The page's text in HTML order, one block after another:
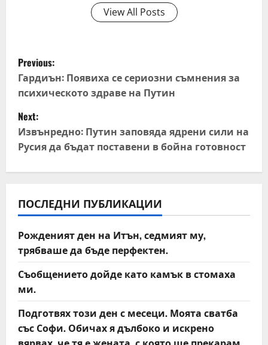
View All Posts
P
o
s
t
n
v
i
g
a
t
i
Previous:
Гардиън: Появиха се сериозни съмнения за
психическото здраве на Путин
Next:
Извънредно: Путин заповяда ядрени сили на
Русия да бъдат поставени в бойна готовност
ПОСЛЕДНИ ПУБЛИКАЦИИ
Рожденият ден на Итън, седмият му,
трябваше да бъде перфектен.
Съобщението дойде като камък в стомаха
ми.
Подготвях този ден с месеци. Моята сватба
със Софи. Обичах я дълбоко и искрено